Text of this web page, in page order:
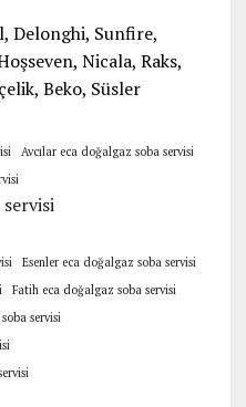
Delonghi, Sunfire,
Nicala, Raks,
Beko, Süsler
Avcılar eca doğalgaz soba servisi
servisi
Esenler eca doğalgaz soba servisi
Fatih eca doğalgaz soba servisi
servisi